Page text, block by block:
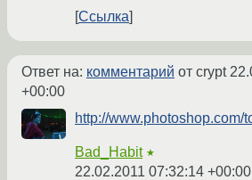
Ссылка
Ответ на: комментарий от crypt
+00:00
http://www.photoshop.com/
Bad_Habit ★
22.02.2011 07:32:14 +00:00